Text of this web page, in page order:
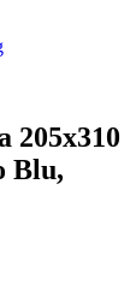
205x310
Blu,